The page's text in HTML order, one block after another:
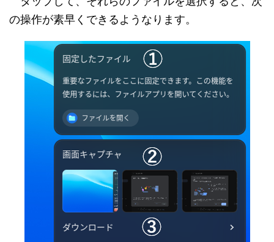
の操作が素早くできるようなります。